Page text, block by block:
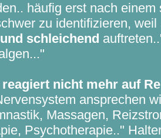
häufig erst nach einem
zu identifizieren, weil
schleichend
reagiert nicht mehr auf
ansprechen
Massagen,
Psychotherapie.."